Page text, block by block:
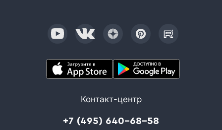
Контакт-центр
+7 (495) 640-68-58